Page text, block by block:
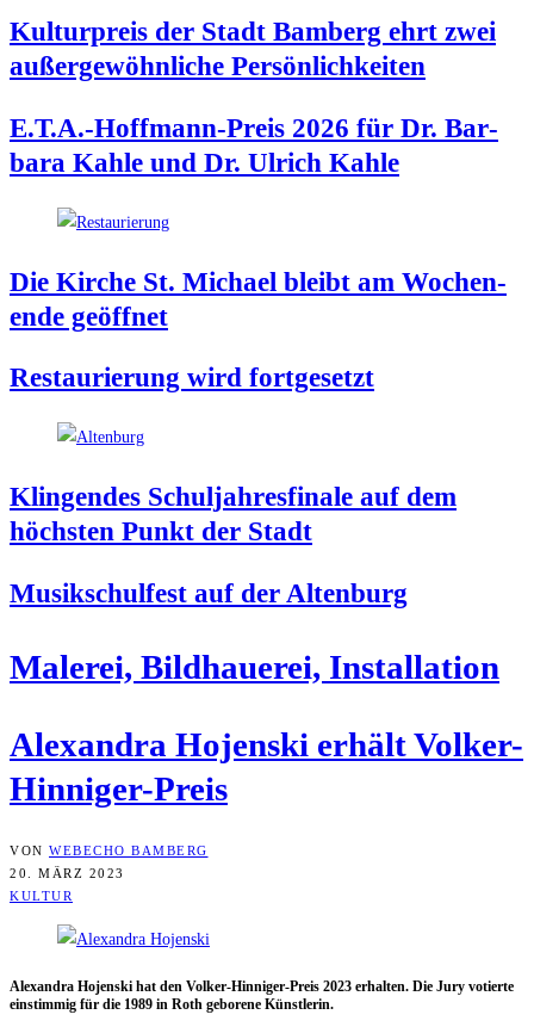
Kul­tur­preis der Stadt Bam­berg ehrt zwei
außer­ge­wöhn­li­che Persönlichkeiten
E.T.A.-Hoffmann-Preis 2026 für Dr. Bar­
ba­ra Kah­le und Dr. Ulrich Kahle
Die Kir­che St. Micha­el bleibt am Wochen­
en­de geöffnet
Restau­rie­rung wird fortgesetzt
Klin­gen­des Schul­jah­res­fi­na­le auf dem
höchs­ten Punkt der Stadt
Musik­schul­fest auf der Altenburg
Male­rei, Bild­haue­rei, Installation
Alex­an­dra Hojen­ski erhält Volker-
Hinniger-Preis
VON WEBECHO BAMBERG
20. MÄRZ 2023
KULTUR
Alex­an­dra Hojen­ski hat den Vol­ker-Hin­ni­ger-Preis 2023 erhal­ten. Die Jury votier­te
ein­stim­mig für die 1989 in Roth gebo­re­ne Künstlerin.